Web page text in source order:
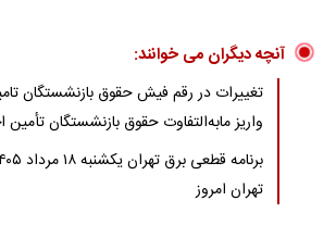
آنچه دیگران می خوانند:
تغییرات در رقم فیش حقوق بازنشستگان
واریز مابه‌التفاوت حقوق بازنشستگان تأمین
تهران امروز